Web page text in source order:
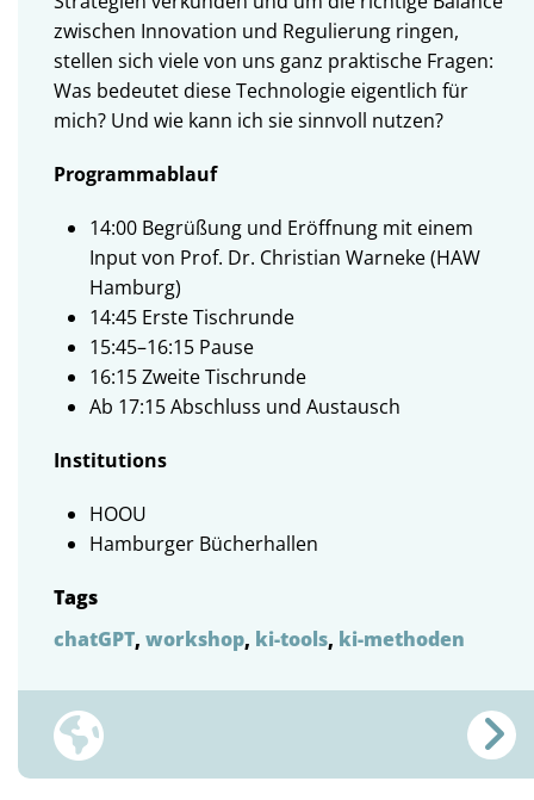
zwischen Innovation und Regulierung ringen,
stellen sich viele von uns ganz praktische Fragen:
Was bedeutet diese Technologie eigentlich für
mich? Und wie kann ich sie sinnvoll nutzen?
Programmablauf
14:00 Begrüßung und Eröffnung mit einem
Input von Prof. Dr. Christian Warneke (HAW
Hamburg)
14:45 Erste Tischrunde
15:45–16:15 Pause
16:15 Zweite Tischrunde
Ab 17:15 Abschluss und Austausch
Institutions
HOOU
Hamburger Bücherhallen
Tags
chatGPT, workshop, ki-tools, ki-methoden